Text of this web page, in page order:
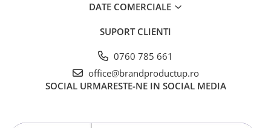
DATE COMERCIALE
SUPORT CLIENTI
0760 785 661
office@brandproductup.ro
SOCIAL URMARESTE-NE IN SOCIAL MEDIA